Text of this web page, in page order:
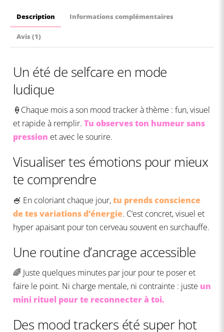
Description Informations complémentaires
Avis (1)
Un été de selfcare en mode
ludique
🍦Chaque mois a son mood tracker à thème : fun, visuel
et rapide à remplir. Tu observes ton humeur sans
pression et avec le sourire.
Visualiser tes émotions pour mieux
te comprendre
🍧 En coloriant chaque jour,tu prends conscience
de tes variations d’énergie. C’est concret, visuel et
hyper apaisant pour ton cerveau souvent en surchauffe.
Une routine d’ancrage accessible
🌈 Juste quelques minutes par jour pour te poser et
faire le point. Ni charge mentale, ni contrainte : juste un
mini rituel pour te reconnecter à toi.
Des mood trackers été super hot